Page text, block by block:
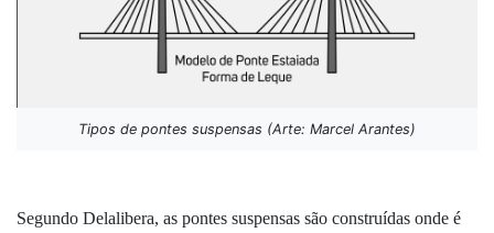
Tipos de pontes suspensas (Arte: Marcel Arantes)
Segundo Delalibera, as pontes suspensas são construídas onde é